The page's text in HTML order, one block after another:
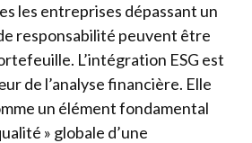
les entreprises dépassant un
responsabilité peuvent être
L’intégration ESG est
de l’analyse financière. Elle
un élément fondamental
» globale d’une